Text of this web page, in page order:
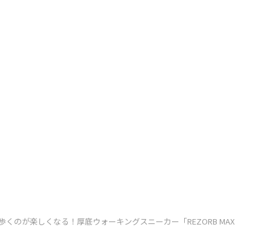
くのが楽しくなる！厚底ウォーキングスニーカー「REZORB MAX